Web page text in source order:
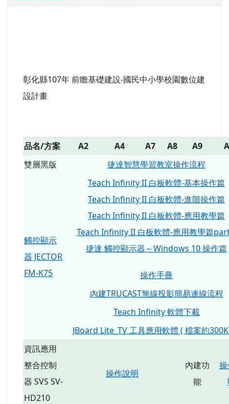
彰化縣107年 前瞻基礎建設-國民中小學校園數位建
設計畫
品名/方案 A2 A4 A7 A8 A9
雙層黑版
捷達智慧學習教室操作流程
觸控顯示
器 JECTOR
FM-K75
Teach Infinity II 白板軟體-基本操作篇
Teach Infinity II 白板軟體-進階操作篇
Teach Infinity II 白板軟體-應用教學篇
Teach Infinity II 白板軟體-應用教學篇
捷達 觸控顯示器～Windows 10 操作篇
操作手冊
內建TRUCAST無線投影簡易連線流程
Teach Infinity 軟體下載
JBoard Lite_TV 工具應用軟體 ( 檔案約
資訊應用
整合控制
器 SVS SV-
HD210
操作說明
內建功
能